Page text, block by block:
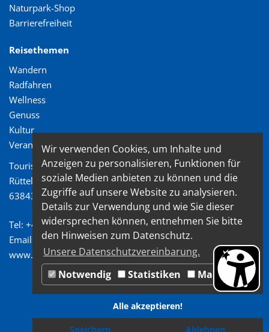
Naturpark-Shop
Barrierefreiheit
Reisethemen
Wandern
Radfahren
Wellness
Genuss
Kultur
Veranstaltungen
Tourismusverband Spessart-Mainland e.V.
Rüttelweg 7
63843 Niedernberg
Tel: +49 (0) 6028/ 99 89 72 2
Email: info@spessart-mainland.de
www.spessart-mainland.de
Wir verwenden Cookies, um Inhalte und
Anzeigen zu personalisieren, Funktionen für
soziale Medien anbieten zu können und die
Zugriffe auf unsere Website zu analysieren.
Details zur Verwendung und wie Sie dieser
widersprechen können, entnehmen Sie bitte
den Hinweisen zum Datenschutz.
Unsere Datenschutzvereinbarung.
Notwendig
Statistiken Marketing
Alle akzeptieren!
Speichern Ablehnen